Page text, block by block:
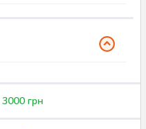
3000 грн